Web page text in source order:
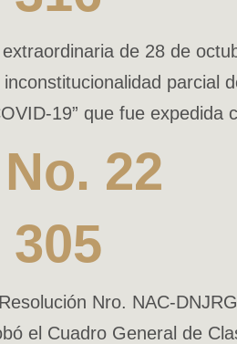
de 28 de
parcial
19” que fue
22
Nro. NAC-
el Cuadro General de